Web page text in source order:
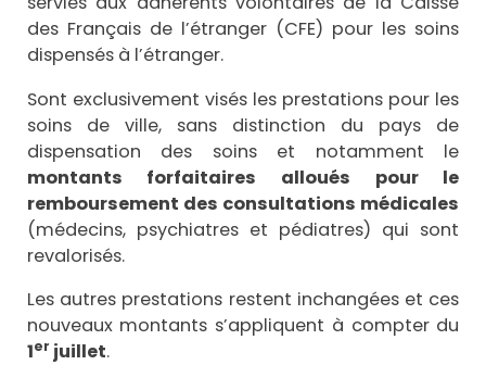
des Français de l’étranger (CFE) pour les soins
dispensés à l’étranger.
Sont exclusivement visés les prestations pour les
soins de ville, sans distinction du pays de
dispensation des soins et notamment le
montants forfaitaires alloués pour le
remboursement des consultations médicales
(médecins, psychiatres et pédiatres) qui sont
revalorisés.
Les autres prestations restent inchangées et ces
nouveaux montants s’appliquent à compter du
1er juillet.